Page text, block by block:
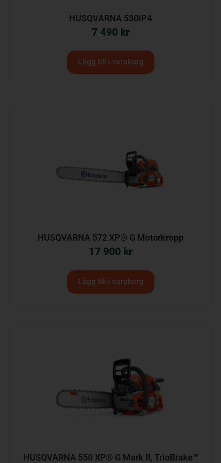
HUSQVARNA 530iP4
7 490 kr
Lägg till i varukorg
HUSQVARNA 572 XP® G Motorkropp
17 900 kr
Lägg till i varukorg
HUSQVARNA 550 XP® G Mark II, TrioBrake™